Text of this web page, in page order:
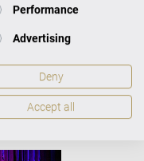
школы музыки.
Performance
Advertising
Deny
Accept all